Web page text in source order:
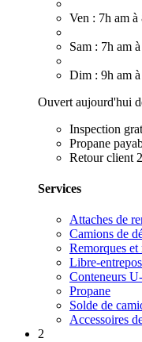
Ven : 7h am à
Sam : 7h am
Dim : 9h am
Ouvert aujourd'hui
Inspection
Propane
Retour client
Services
Attaches de
Camions de
Remorques et
Libre-
Conteneurs
Propane
Solde de
Accessoires
2